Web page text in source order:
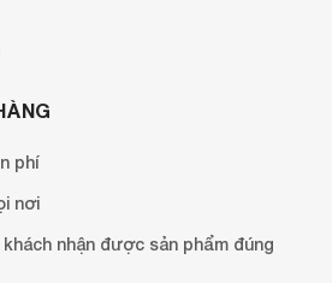
phí
nơi
nhận được sản phẩm đúng